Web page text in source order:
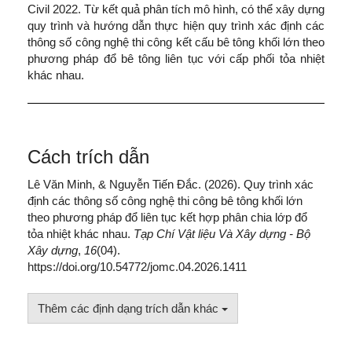
Civil 2022. Từ kết quả phân tích mô hình, có thể xây dựng
quy trình và hướng dẫn thực hiện quy trình xác định các
thông số công nghệ thi công kết cấu bê tông khối lớn theo
phương pháp đổ bê tông liên tục với cấp phối tỏa nhiệt
khác nhau.
Cách trích dẫn
Lê Văn Minh, & Nguyễn Tiến Đắc. (2026). Quy trình xác
định các thông số công nghệ thi công bê tông khối lớn
theo phương pháp đổ liên tục kết hợp phân chia lớp đổ
tỏa nhiệt khác nhau. Tạp Chí Vật liệu Và Xây dựng - Bộ
Xây dựng, 16(04).
https://doi.org/10.54772/jomc.04.2026.1411
Thêm các định dạng trích dẫn khác